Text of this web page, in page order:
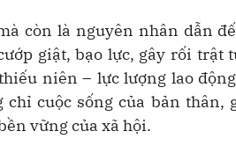
còn là nguyên nhân dẫn
giật, bạo lực, gây rối trật
niên – lực lượng lao
cuộc sống của bản thân,
vững của xã hội.